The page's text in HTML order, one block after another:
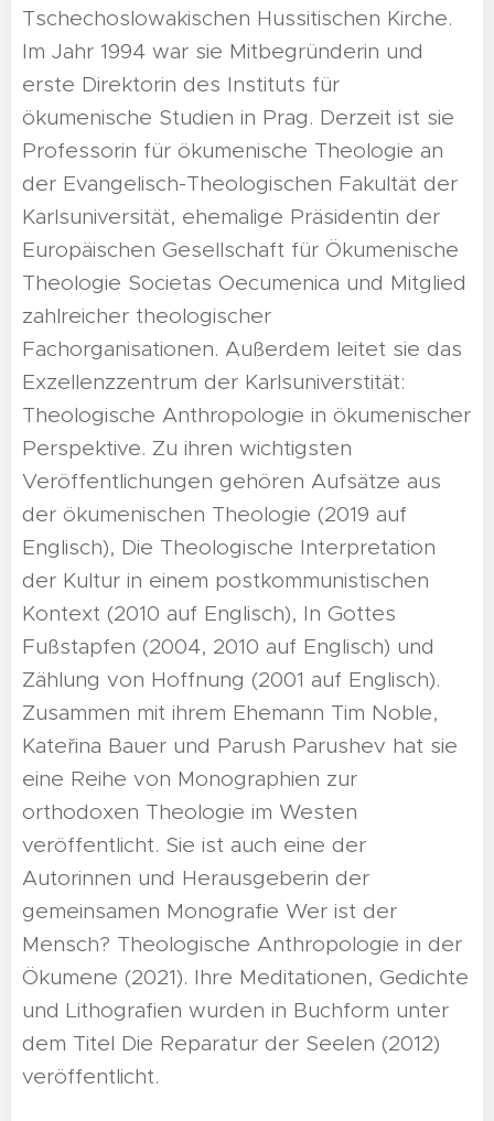
Tschechoslowakischen Hussitischen Kirche.
Im Jahr 1994 war sie Mitbegründerin und
erste Direktorin des Instituts für
ökumenische Studien in Prag. Derzeit ist sie
Professorin für ökumenische Theologie an
der Evangelisch-Theologischen Fakultät der
Karlsuniversität, ehemalige Präsidentin der
Europäischen Gesellschaft für Ökumenische
Theologie Societas Oecumenica und Mitglied
zahlreicher theologischer
Fachorganisationen. Außerdem leitet sie das
Exzellenzzentrum der Karlsuniverstität:
Theologische Anthropologie in ökumenischer
Perspektive. Zu ihren wichtigsten
Veröffentlichungen gehören Aufsätze aus
der ökumenischen Theologie (2019 auf
Englisch), Die Theologische Interpretation
der Kultur in einem postkommunistischen
Kontext (2010 auf Englisch), In Gottes
Fußstapfen (2004, 2010 auf Englisch) und
Zählung von Hoffnung (2001 auf Englisch).
Zusammen mit ihrem Ehemann Tim Noble,
Kateřina Bauer und Parush Parushev hat sie
eine Reihe von Monographien zur
orthodoxen Theologie im Westen
veröffentlicht. Sie ist auch eine der
Autorinnen und Herausgeberin der
gemeinsamen Monografie Wer ist der
Mensch? Theologische Anthropologie in der
Ökumene (2021). Ihre Meditationen, Gedichte
und Lithografien wurden in Buchform unter
dem Titel Die Reparatur der Seelen (2012)
veröffentlicht.